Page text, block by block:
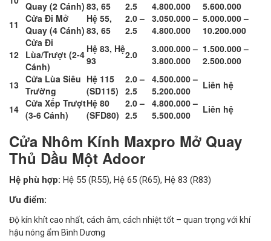
Quay (2 Cánh) 83, 65
2.5
4.800.000
5.600.000
11
Cửa Đi Mở
Quay (4 Cánh)
Hệ 55,
83, 65
2.0 –
2.5
3.050.000 –
4.800.000
5.000.000 –
10.200.000
12
Cửa Đi
Lùa/Trượt (2-4
Cánh)
Hệ 83, Hệ
93
2.0
3.000.000 –
3.800.000
1.500.000 –
2.500.000
13 Cửa Lùa Siêu
Trường
Hệ 115
(SD115)
2.0 –
2.5
4.500.000 –
5.200.000
Liên hệ
14 Cửa Xếp Trượt
(3-6 Cánh)
Hệ 80
(SFD80)
2.0 –
2.5
4.800.000 –
5.500.000
Liên hệ
Cửa Nhôm Kính Maxpro Mở Quay
Thủ Dầu Một Adoor
Hệ phù hợp: Hệ 55 (R55), Hệ 65 (R65), Hệ 83 (R83)
Ưu điểm:
Độ kín khít cao nhất, cách âm, cách nhiệt tốt – quan trọng với khí
hậu nóng ẩm Bình Dương